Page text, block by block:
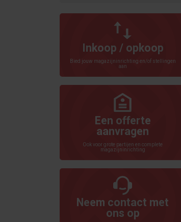
Inkoop / opkoop
Bied jouw magazijninrichting en/of stellingen
aan
Een offerte
aanvragen
Ook voor grote partijen en complete
magazijninrichting
Neem contact met
ons op